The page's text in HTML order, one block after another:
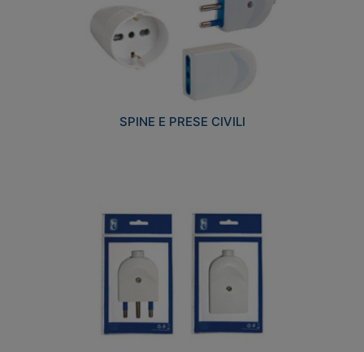
SPINE E PRESE CIVILI